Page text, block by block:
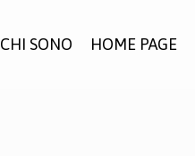
CHI SONO HOME PAGE